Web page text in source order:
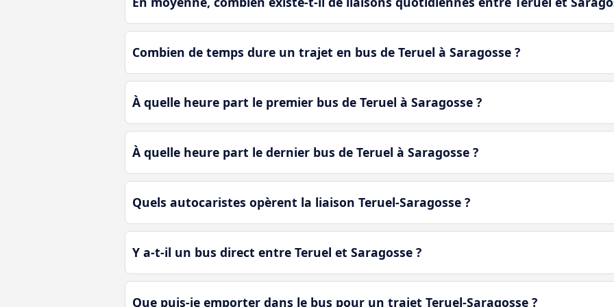
Combien de temps dure un trajet en bus de Teruel à Saragosse ?
À quelle heure part le premier bus de Teruel à Saragosse ?
À quelle heure part le dernier bus de Teruel à Saragosse ?
Quels autocaristes opèrent la liaison Teruel-Saragosse ?
Y a-t-il un bus direct entre Teruel et Saragosse ?
Que puis-je emporter dans le bus pour un trajet Teruel-Saragosse ?